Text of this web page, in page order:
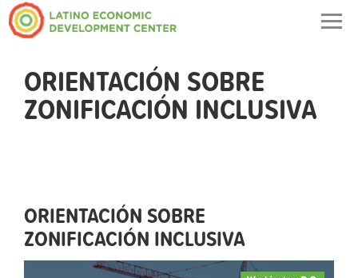
ORIENTACIÓN SOBRE
ZONIFICACIÓN INCLUSIVA
ORIENTACIÓN SOBRE
ZONIFICACIÓN INCLUSIVA